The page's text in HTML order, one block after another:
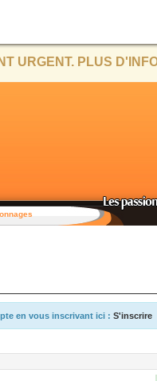
URGENT. PLUS
en vous inscrivant ici : S'inscrire